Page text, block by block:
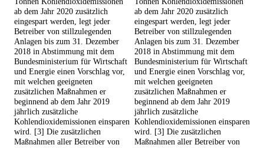
ab dem Jahr 2020 zusätzlich
eingespart werden, legt jeder
Betreiber von stillzulegenden
Anlagen bis zum 31. Dezember
2018 in Abstimmung mit dem
Bundesministerium für Wirtschaft
und Energie einen Vorschlag vor,
mit welchen geeigneten
zusätzlichen Maßnahmen er
beginnend ab dem Jahr 2019
jährlich zusätzliche
Kohlendioxidemissionen einsparen
wird. [3] Die zusätzlichen
Maßnahmen aller Betreiber von
ab dem Jahr 2020 zusätzlich
eingespart werden, legt jeder
Betreiber von stillzulegenden
Anlagen bis zum 31. Dezember
2018 in Abstimmung mit dem
Bundesministerium für Wirtschaft
und Energie einen Vorschlag vor,
mit welchen geeigneten
zusätzlichen Maßnahmen er
beginnend ab dem Jahr 2019
jährlich zusätzliche
Kohlendioxidemissionen einsparen
wird. [3] Die zusätzlichen
Maßnahmen aller Betreiber von